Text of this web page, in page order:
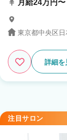
月給24万円〜
東京都中央区
詳細を
注目サロン